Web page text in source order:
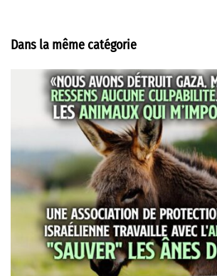
Dans la même catégorie